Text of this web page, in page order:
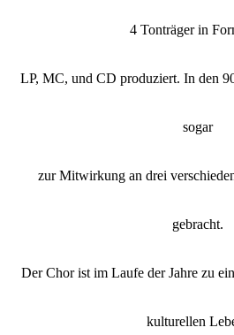
4 Tonträger in
LP, MC, und CD produziert. In den
sogar
zur Mitwirkung an drei
gebracht.
Der Chor ist im Laufe der Jahre zu
kulturellen